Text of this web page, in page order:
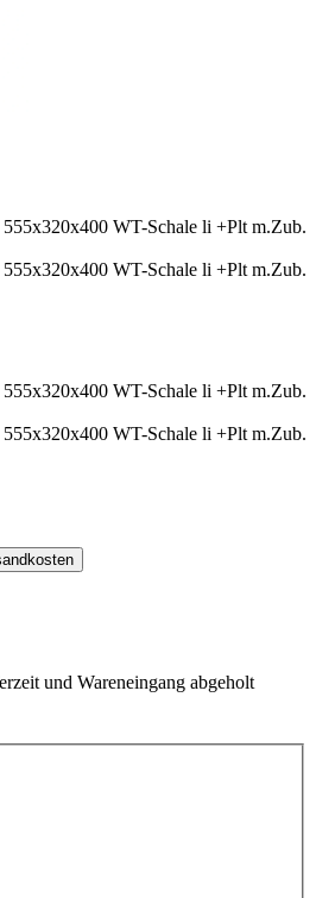
und Wareneingang abgeholt